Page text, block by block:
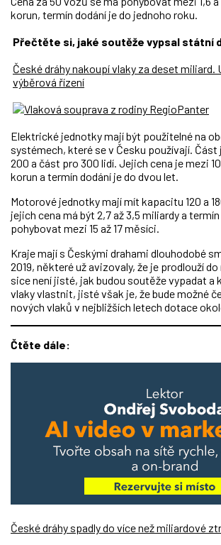
korun, termín dodání je do jednoho roku.
Přečtěte si, jaké soutěže vypsal státní
České dráhy nakoupí vlaky za deset miliard.
výběrová řízení
Elektrické jednotky mají být použitelné na
systémech, které se v Česku používají. Část
200 a část pro 300 lidí. Jejich cena je mezi
korun a termín dodání je do dvou let.
Motorové jednotky mají mít kapacitu 120 a
jejich cena má být 2,7 až 3,5 miliardy a
pohybovat mezi 15 až 17 měsíci.
Kraje mají s Českými drahami dlouhodobé
2019, některé už avizovaly, že je prodlouží
sice není jisté, jak budou soutěže vypadat a
vlaky vlastnit, jisté však je, že bude možné
nových vlaků v nejbližších letech dotace
Čtěte dále:
České dráhy spadly do více než miliardové